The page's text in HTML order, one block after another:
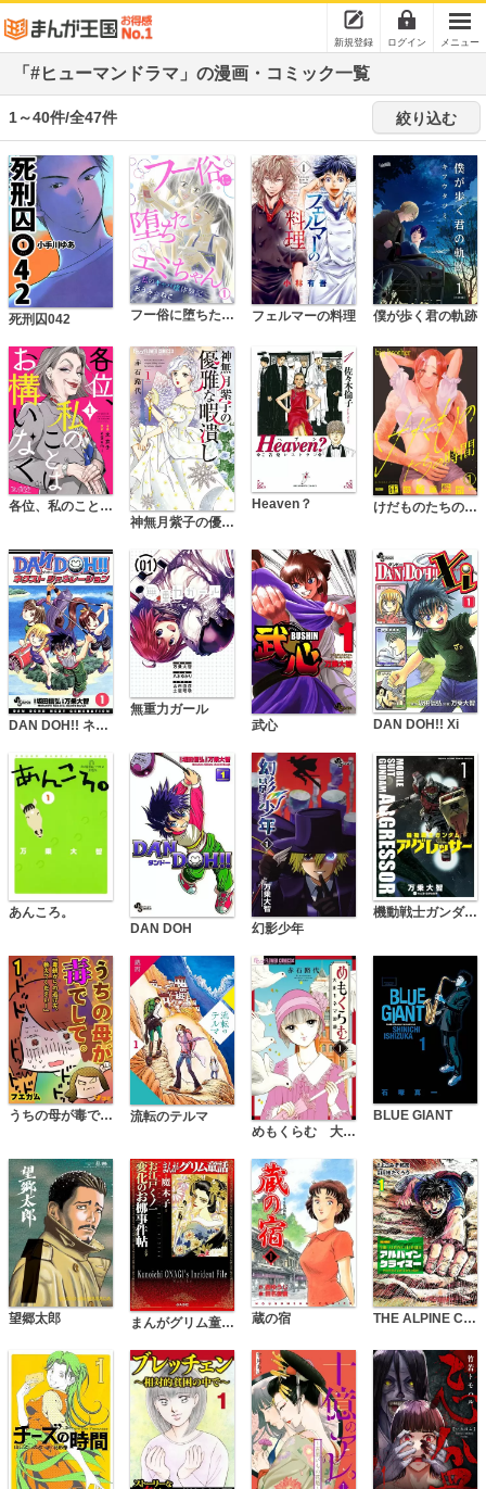
新規登録 ログイン メニュー
「#ヒューマンドラマ」の漫画・コミック一覧
1～40件/全47件 絞り込む
死刑囚042 フー俗に堕ちたエミちゃん～私のキャバ嬢体験記～ フェルマーの料理 僕が歩く君の軌跡
各位、私のことはお構いなく
神無月紫子の優雅な暇潰し
Heaven？ けだものたちの時間～狂依存症候群～（分冊版）
DAN DOH!! ネクストジェネレーション
無重力ガール
武心
DAN DOH!! Xi
あんころ。
DAN DOH
幻影少年
機動戦士ガンダム アグレッサー
うちの母が毒でして。「毒親からの逃げ方、教えてください！」
流転のテルマ
めもくらむ 大正キネマ浪漫
BLUE GIANT
望郷太郎 まんがグリム童話 お江戸くノ一変化のお梛事件帖 蔵の宿 THE ALPINE CLIMBER 単独登攀者・山野井泰史の軌跡